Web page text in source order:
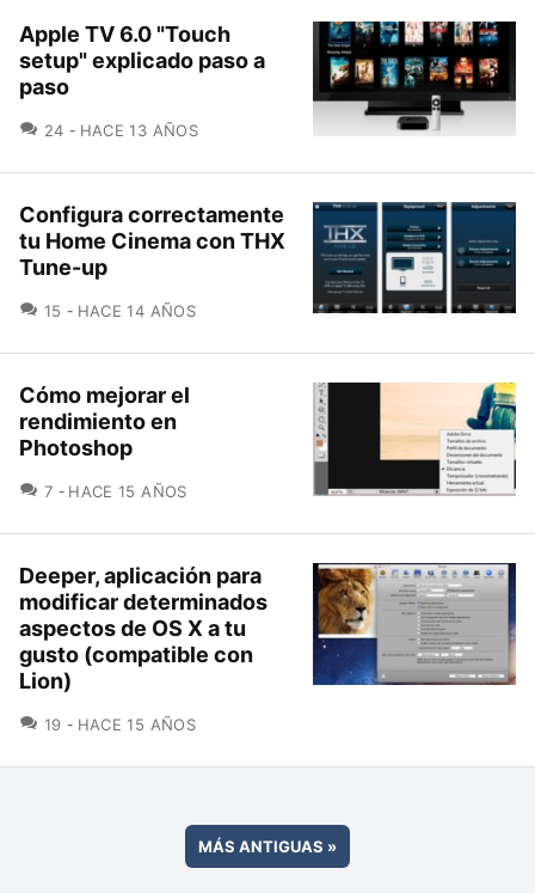
Apple TV 6.0 "Touch
setup" explicado paso a
paso
24 COMENTARIOS
HACE 13 AÑOS
Configura correctamente
tu Home Cinema con THX
Tune-up
15 COMENTARIOS
HACE 14 AÑOS
Cómo mejorar el
rendimiento en
Photoshop
7 COMENTARIOS
HACE 15 AÑOS
Deeper, aplicación para
modificar determinados
aspectos de OS X a tu
gusto (compatible con
Lion)
19 COMENTARIOS
HACE 15 AÑOS
MÁS ANTIGUAS »